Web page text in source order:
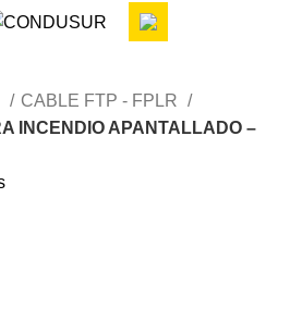
CABLE FTP - FPLR
INCENDIO APANTALLADO –